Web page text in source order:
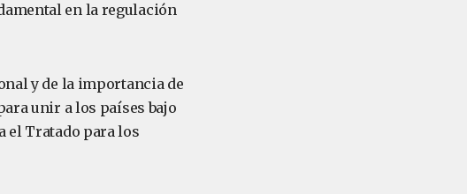
en la regulación
y de la importancia de
unir a los países bajo
el Tratado para los